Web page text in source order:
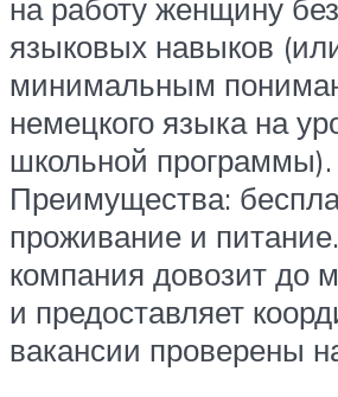
на работу женщину
языковых навыков
минимальным
немецкого языка на
школьной программы).
Преимущества:
проживание и
компания довозит до
и предоставляет
вакансии проверены